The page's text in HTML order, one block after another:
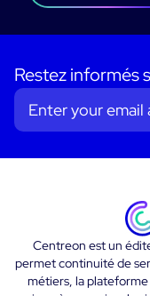
Restez informés
Centreon est un
permet continuité de
métiers, la